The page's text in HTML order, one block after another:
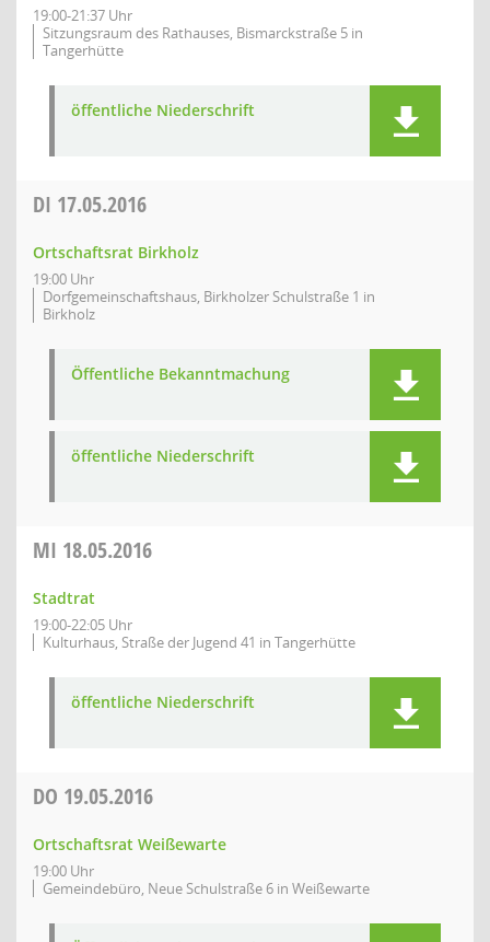
19:00-21:37 Uhr
Sitzungsraum des Rathauses, Bismarckstraße 5 in
Tangerhütte
öffentliche Niederschrift
DI 17.05.2016
Ortschaftsrat Birkholz
19:00 Uhr
Dorfgemeinschaftshaus, Birkholzer Schulstraße 1 in
Birkholz
Öffentliche Bekanntmachung
öffentliche Niederschrift
MI 18.05.2016
Stadtrat
19:00-22:05 Uhr
Kulturhaus, Straße der Jugend 41 in Tangerhütte
öffentliche Niederschrift
DO 19.05.2016
Ortschaftsrat Weißewarte
19:00 Uhr
Gemeindebüro, Neue Schulstraße 6 in Weißewarte